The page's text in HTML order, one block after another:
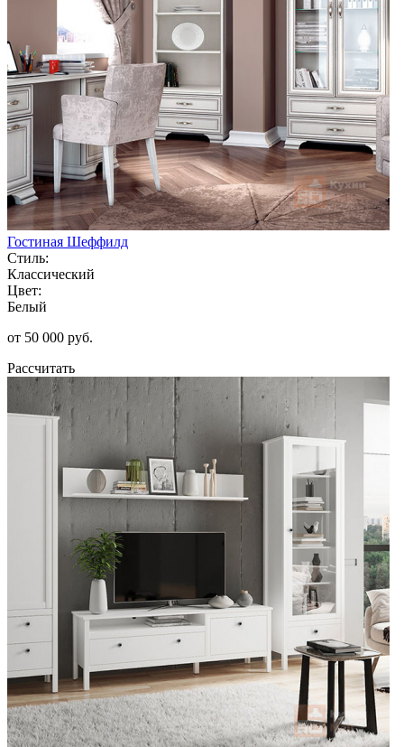
Гостиная Шеффилд
Стиль:
Классический
Цвет:
Белый
от 50 000 руб.
Рассчитать